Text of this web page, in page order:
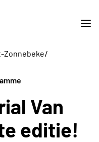
Zonnebeke/
Van
editie!